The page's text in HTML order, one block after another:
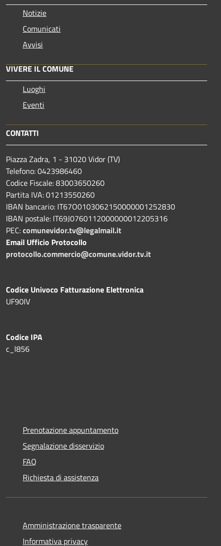
Notizie
Comunicati
Avvisi
VIVERE IL COMUNE
Luoghi
Eventi
CONTATTI
Piazza Zadra, 1 - 31020 Vidor (TV)
Telefono: 0423986460
Codice Fiscale: 83003650260
Partita IVA: 01213550260
IBAN bancario: IT67O0103062150000001252830
IBAN postale: IT69J0760112000000012205316
PEC:comunevidor.tv@legalmail.it
Email Ufficio Protocollo
protocollo.commercio@comune.vidor.tv.it
Codice Univoco Fatturazione Elettronica
UF90IV
Codice IPA
c_l856
Prenotazione appuntamento
Segnalazione disservizio
FAQ
Richiesta di assistenza
Amministrazione trasparente
Informativa privacy